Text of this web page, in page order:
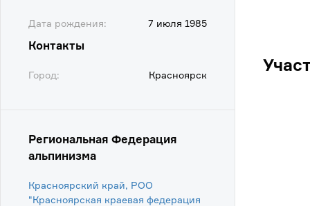
Дата рождения: 7 июля 1985
Контакты
Город: Красноярск
Региональная Федерация
альпинизма
Красноярский край, РОО
"Красноярская краевая федерация